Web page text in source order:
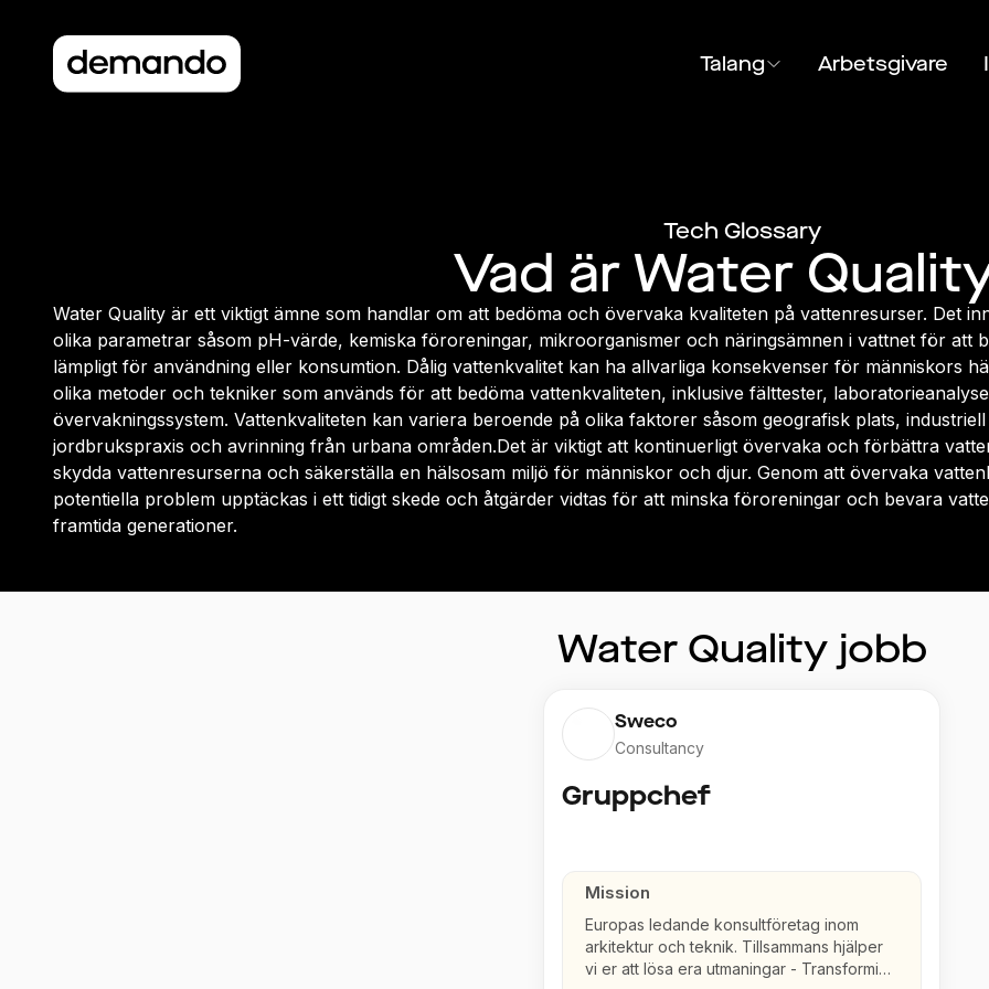
Talang Arbetsgivare
Tech Glossary
Vad är Water
Water Quality är ett viktigt ämne som handlar om att bedöma och övervaka kvaliteten på vattenresurser. Det
olika parametrar såsom pH-värde, kemiska föroreningar, mikroorganismer och näringsämnen i vattnet för att
lämpligt för användning eller konsumtion. Dålig vattenkvalitet kan ha allvarliga konsekvenser för människors
olika metoder och tekniker som används för att bedöma vattenkvaliteten, inklusive fälttester,
övervakningssystem. Vattenkvaliteten kan variera beroende på olika faktorer såsom geografisk plats,
jordbrukspraxis och avrinning från urbana områden.Det är viktigt att kontinuerligt övervaka och förbättra
skydda vattenresurserna och säkerställa en hälsosam miljö för människor och djur. Genom att övervaka
potentiella problem upptäckas i ett tidigt skede och åtgärder vidtas för att minska föroreningar och bevara
framtida generationer.
Water Quality jobb
Sweco
Consultancy
Gruppchef
Mission
Europas ledande konsultföretag inom
arkitektur och teknik. Tillsammans hjälper
vi er att lösa era utmaningar - Transforming